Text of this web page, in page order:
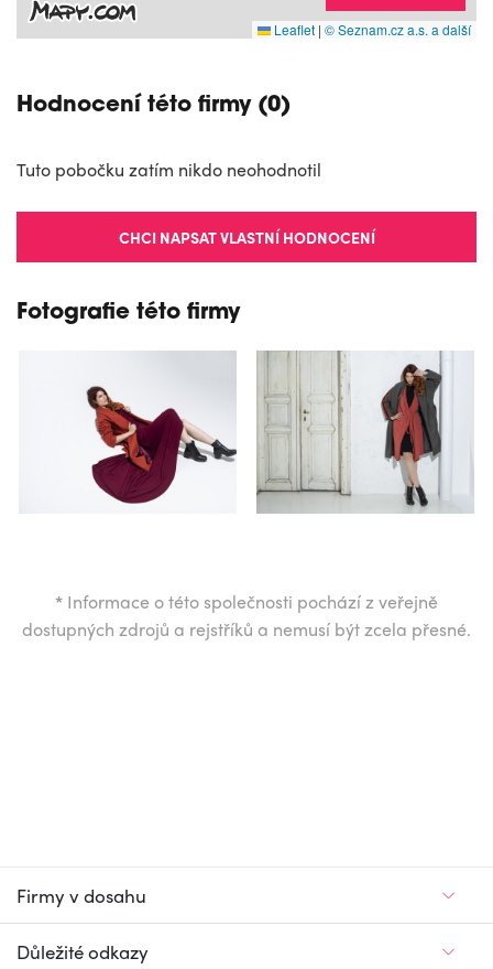
Leaflet | © Seznam.cz a.s. a další
Hodnocení této firmy (0)
Tuto pobočku zatím nikdo neohodnotil
CHCI NAPSAT VLASTNÍ HODNOCENÍ
Fotografie této firmy
* Informace o této společnosti pochází z veřejně
dostupných zdrojů a rejstříků a nemusí být zcela přesné.
Firmy v dosahu
Důležité odkazy